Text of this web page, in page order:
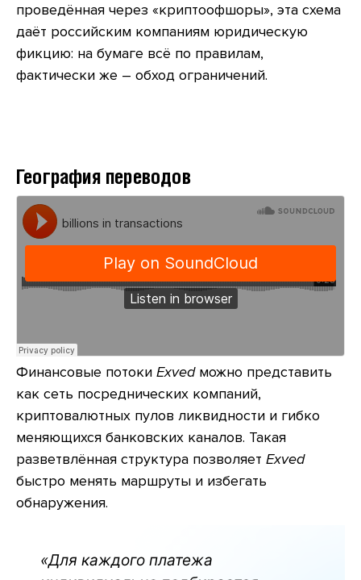
проведённая через «криптоофшоры», эта схема
даёт российским компаниям юридическую
фикцию: на бумаге всё по правилам,
фактически же – обход ограничений.
География переводов
Финансовые потоки Exvedможно представить
как сеть посреднических компаний,
криптовалютных пулов ликвидности и гибко
меняющихся банковских каналов. Такая
разветвлённая структура позволяет Exved
быстро менять маршруты и избегать
обнаружения.
«Для каждого платежа